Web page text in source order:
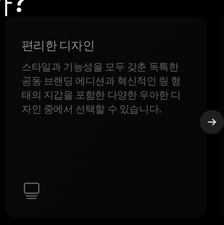
편리한 디자인
스타일과 기능성을 모두 갖춘 독특한
공동 브랜딩 에디션과 혁신적인 링 형
태의 지갑을 포함한 다양한 우아한 디
자인 중에서 선택할 수 있습니다.